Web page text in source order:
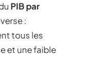
PIB par
:
tous les
et une faible